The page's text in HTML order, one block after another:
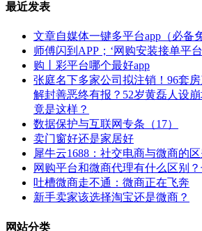
最近发表
文章自媒体一键多平台app（必备
师傅闪到APP；‘网购安装接单平台
购丨彩平台哪个最好app
张庭名下多家公司拟注销！96套
解封善恶终有报？52岁黄磊人设
竟是这样？
数据保护与互联网专条（17）
卖门窗好还是家居好
犀牛云1688：社交电商与微商的
网购平台和微商代理有什么区别
吐槽微商走不通：微商正在飞奔
新手卖家该选择淘宝还是微商？
网站分类